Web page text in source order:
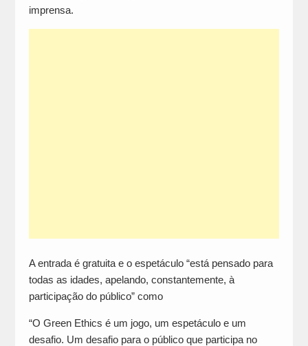
imprensa.
A entrada é gratuita e o espetáculo “está pensado para
todas as idades, apelando, constantemente, à
participação do público” como
“O Green Ethics é um jogo, um espetáculo e um
desafio. Um desafio para o público que participa no